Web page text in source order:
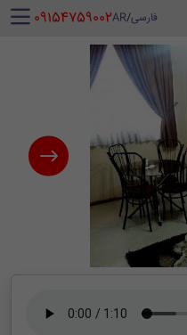
فارسی/
AR
‪ 09154759002